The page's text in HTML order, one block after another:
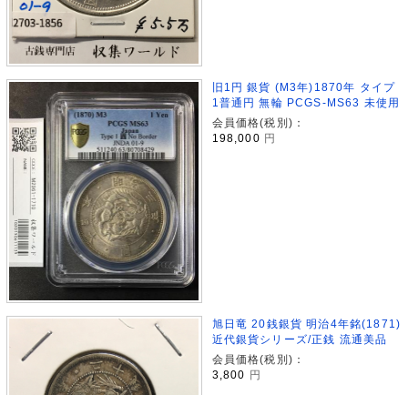
旧1円 銀貨 (M3年)1870年 タイプ
1普通円 無輪 PCGS-MS63 未使用
会員価格(税別)：
198,000 円
旭日竜 20銭銀貨 明治4年銘(1871)
近代銀貨シリーズ/正銭 流通美品
会員価格(税別)：
3,800
円